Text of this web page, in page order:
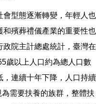
會型態逐漸轉變，年輕人也
殯葬禮儀產業的重要性也
院主計總處統計，臺灣在
歲以上人口約為總人口數
，連續十年下降，人口持續
需要扶養的族群，整體扶